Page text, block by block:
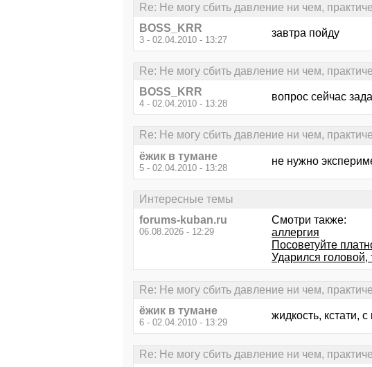
Re: Не могу сбить давление ни чем,
BOSS_KRR
3 - 02.04.2010 - 13:27
завтра пойду
Re: Не могу сбить давление ни чем,
BOSS_KRR
4 - 02.04.2010 - 13:28
вопрос сейчас
Re: Не могу сбить давление ни чем,
ёжик в тумане
5 - 02.04.2010 - 13:28
не нужно
Интересные темы
forums-kuban.ru
06.08.2026 - 12:29
Смотри также:
аллергия
Посоветуйте
Ударился
Re: Не могу сбить давление ни чем,
ёжик в тумане
6 - 02.04.2010 - 13:29
жидкость, кстати,
Re: Не могу сбить давление ни чем,